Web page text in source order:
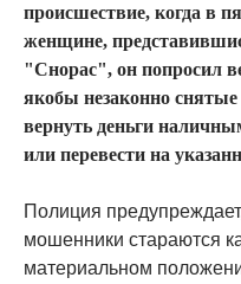
происшествие, когда в
женщине,
"Снорас", он попросил
якобы незаконно снятые
вернуть деньги
или перевести на
Полиция
мошенники стараются
материальном